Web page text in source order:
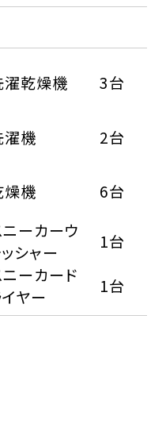
濯乾燥機 3台
濯機 2台
燥機
6台
ニーカーウ
シャー
1台
ニーカード
ヤー
1台